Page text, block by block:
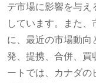
デ市場に影響を与
しています。また
に、最近の市場動向
発、提携、合併、買
ートでは、カナダの